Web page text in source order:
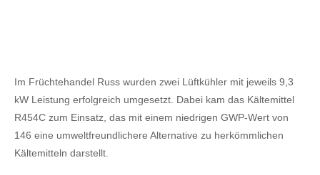
Im Früchtehandel Russ wurden zwei Lüftkühler mit jeweils 9,3
kW Leistung erfolgreich umgesetzt. Dabei kam das Kältemittel
R454C zum Einsatz, das mit einem niedrigen GWP-Wert von
146 eine umweltfreundlichere Alternative zu herkömmlichen
Kältemitteln darstellt.